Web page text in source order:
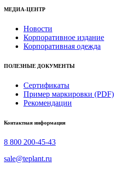
МЕДИА-ЦЕНТР
Новости
Корпоративное издание
Корпоративная одежда
ПОЛЕЗНЫЕ ДОКУМЕНТЫ
Сертификаты
Пример маркировки (PDF)
Рекомендации
Контактная информация
8 800 200-45-43
sale@teplant.ru